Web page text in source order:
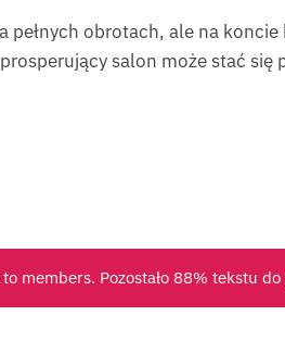
obrotach, ale na
salon może stać się
members. Pozostało 88% tekstu